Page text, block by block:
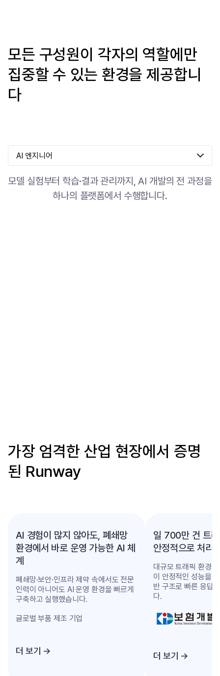
모든 구성원이 각자의 역할에만
집중할 수 있는 환경을 제공합니
다
AI 엔지니어
모델 실험부터 학습·결과 관리까지, AI 개발의 전 과정을
하나의 플랫폼에서 수행합니다.
가장 엄격한 산업 현장에서 증명
된 Runway
AI 경험이 많지 않아도, 폐쇄망
환경에서 바로 운영 가능한 AI 체
계
폐쇄망·보안·인프라 제약 속에서도 전문
인력이 아니어도 AI 운영 환경을 빠르게
구축하고 실행했습니다.
글로벌 부품 제조 기업
더 보기 →
일 700만 건 트
안정적으로 처리
대규모 트래픽 환경
이 안정적인 성능을
반 구조로 빠른 응답
다.
더 보기 →